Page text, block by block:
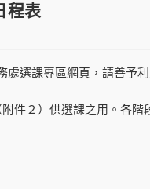
程表
處選課專區網頁 ，請善予
件２）供選課之用。各